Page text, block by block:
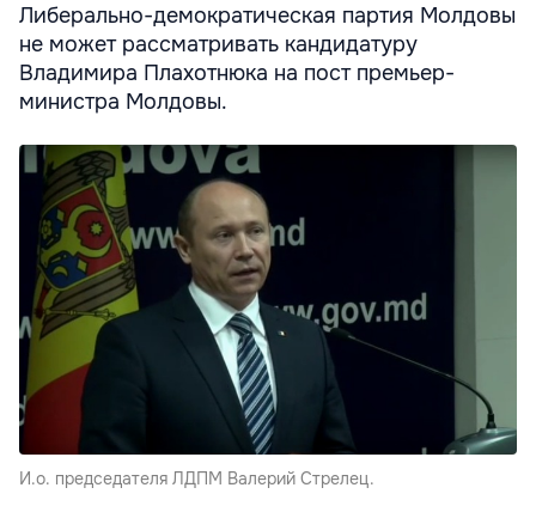
Либерально-демократическая партия Молдовы
не может рассматривать кандидатуру
Владимира Плахотнюка на пост премьер-
министра Молдовы.
И.о. председателя ЛДПМ Валерий Стрелец.